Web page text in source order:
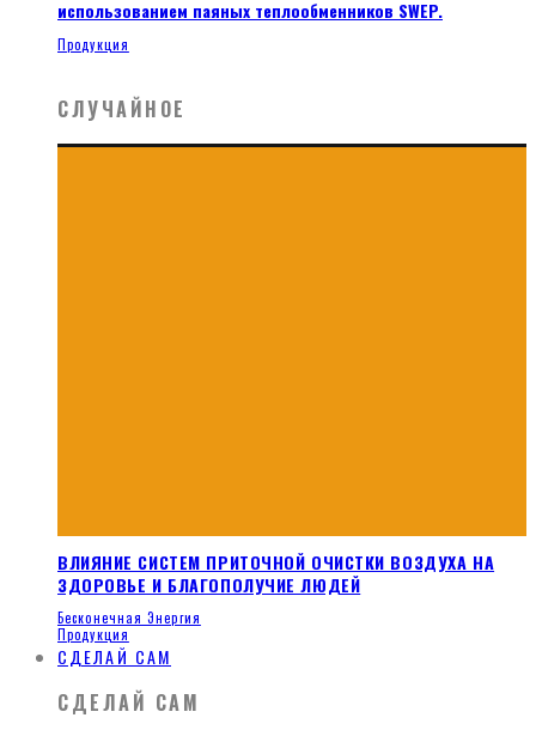
использованием паяных теплообменников SWEP.
Продукция
СЛУЧАЙНОЕ
ВЛИЯНИЕ СИСТЕМ ПРИТОЧНОЙ ОЧИСТКИ ВОЗДУХА НА
ЗДОРОВЬЕ И БЛАГОПОЛУЧИЕ ЛЮДЕЙ
Бесконечная Энергия
Продукция
СДЕЛАЙ САМ
СДЕЛАЙ САМ